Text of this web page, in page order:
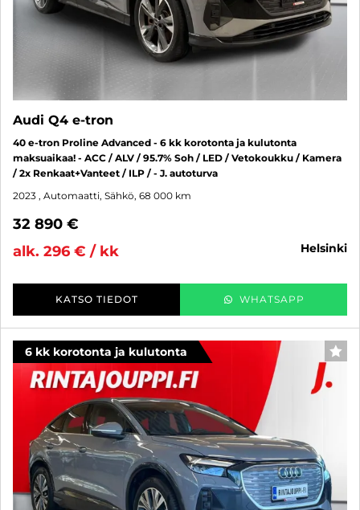
Audi Q4 e-tron
40 e-tron Proline Advanced - 6 kk korotonta ja kulutonta
maksuaikaa! - ACC / ALV / 95.7% Soh / LED / Vetokoukku / Kamera
/ 2x Renkaat+Vanteet / ILP / - J. autoturva
2023 , Automaatti, Sähkö, 68 000 km
32 890 €
alk. 296 € / kk
helsinki
KATSO TIEDOT WHATSAPP
6 kk korotonta ja kulutonta